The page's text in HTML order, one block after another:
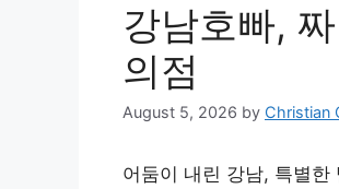
강남호빠,
의점
August 5, 2026 by Christian
어둠이 내린 강남, 특별